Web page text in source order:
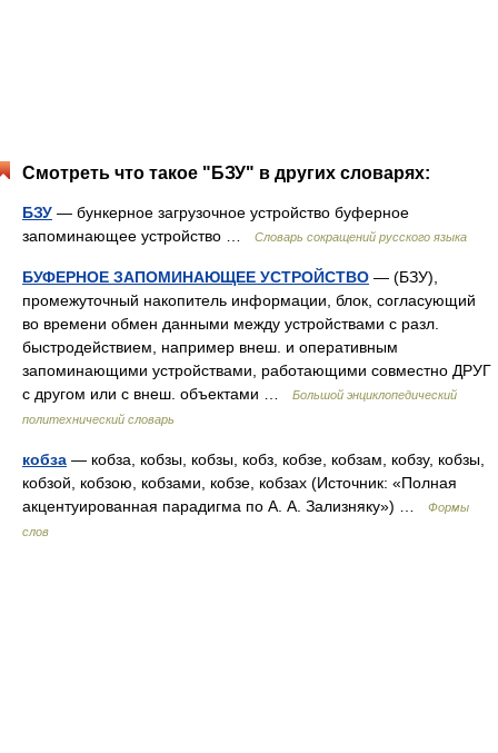
Смотреть что такое "БЗУ" в других словарях:
БЗУ — бункерное загрузочное устройство буферное
запоминающее устройство …
Словарь сокращений русского языка
БУФЕРНОЕ ЗАПОМИНАЮЩЕЕ УСТРОЙСТВО — (БЗУ),
промежуточный накопитель информации, блок, согласующий
во времени обмен данными между устройствами с разл.
быстродействием, например внеш. и оперативным
запоминающими устройствами, работающими совместно ДРУГ
с другом или с внеш. объектами …
Большой энциклопедический
политехнический словарь
кобза — кобза, кобзы, кобзы, кобз, кобзе, кобзам, кобзу, кобзы,
кобзой, кобзою, кобзами, кобзе, кобзах (Источник: «Полная
акцентуированная парадигма по А. А. Зализняку») …
Формы
слов